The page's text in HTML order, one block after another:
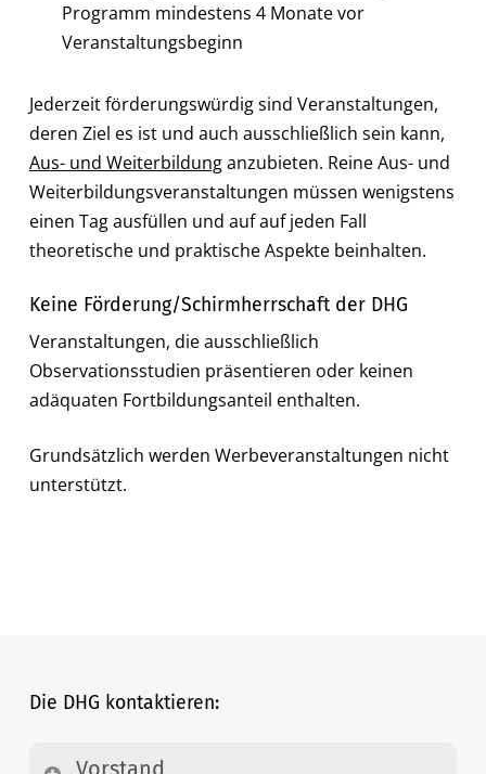
Programm mindestens 4 Monate vor
Veranstaltungsbeginn
Jederzeit förderungswürdig sind Veranstaltungen,
deren Ziel es ist und auch ausschließlich sein kann,
Aus- und Weiterbildunganzubieten. Reine Aus- und
Weiterbildungsveranstaltungen müssen wenigstens
einen Tag ausfüllen und auf auf jeden Fall
theoretische und praktische Aspekte beinhalten.
Keine Förderung/Schirmherrschaft der DHG
Veranstaltungen, die ausschließlich
Observationsstudien präsentieren oder keinen
adäquaten Fortbildungsanteil enthalten.
Grundsätzlich werden Werbeveranstaltungen nicht
unterstützt.
Die DHG kontaktieren:
Vorstand